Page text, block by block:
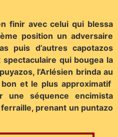
finir avec celui qui blessa
position un adversaire
puis d’autres capotazos
qui bougea la
l’Arlésien brinda au
et le plus approximatif
une séquence encimista
prenant un puntazo